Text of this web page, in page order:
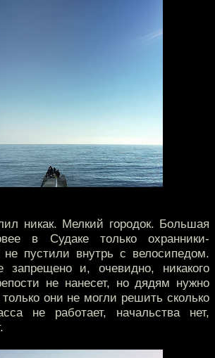
никак. Мелкий городок. Большая
в Судаке только охранники-
не пустили внутрь с велосипедом.
запрещено и, очевидно, никакого
не нанесет, но дядям нужно
они не могли решить сколько
не работает, начальства нет,